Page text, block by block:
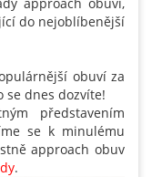
do nejoblíbenější
obuví za
se dnes dozvíte!
představením
se k minulému
approach obuv
.